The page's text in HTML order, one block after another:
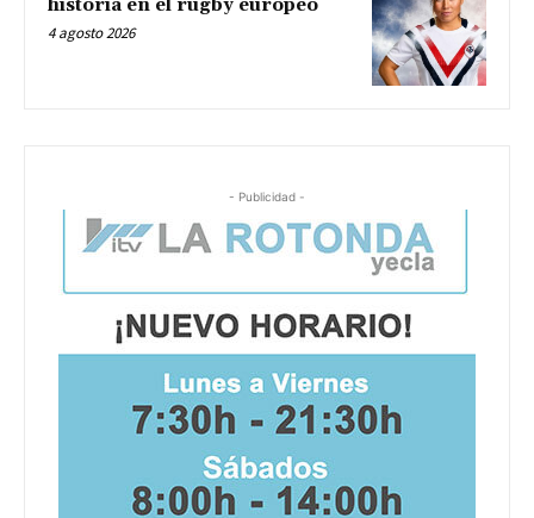
historia en el rugby europeo
4 agosto 2026
- Publicidad -